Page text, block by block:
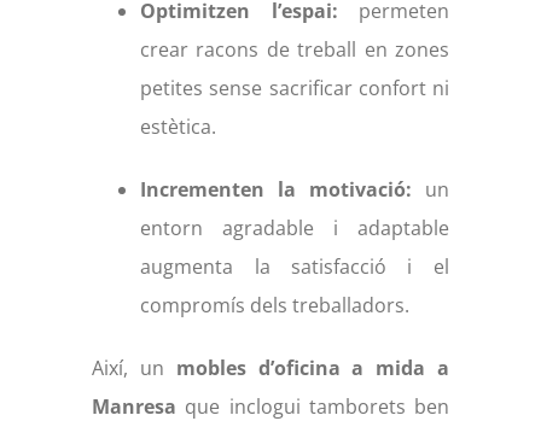
Optimitzen l’espai: permeten
crear racons de treball en zones
petites sense sacrificar confort ni
estètica.
Incrementen la motivació: un
entorn agradable i adaptable
augmenta la satisfacció i el
compromís dels treballadors.
Així, un mobles d’oficina a mida a
Manresa que inclogui tamborets ben